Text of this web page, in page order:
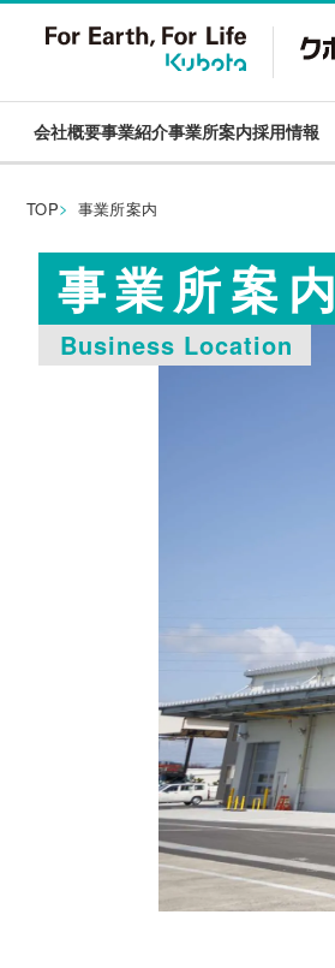
会社概要事業紹介事業所案内採用情報
TOP 事業所案内
事業所案内
Business Location